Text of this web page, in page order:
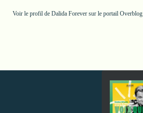
Voir le profil de Dalida Forever sur le portail Overblog